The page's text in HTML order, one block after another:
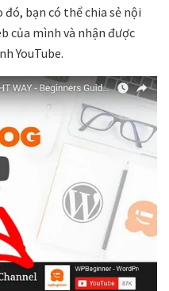
đó, bạn có thể chia sẻ nội
của mình và nhận được
YouTube.